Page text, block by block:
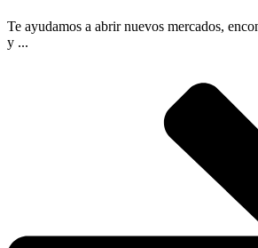
Te ayudamos a abrir nuevos mercados,
y ...